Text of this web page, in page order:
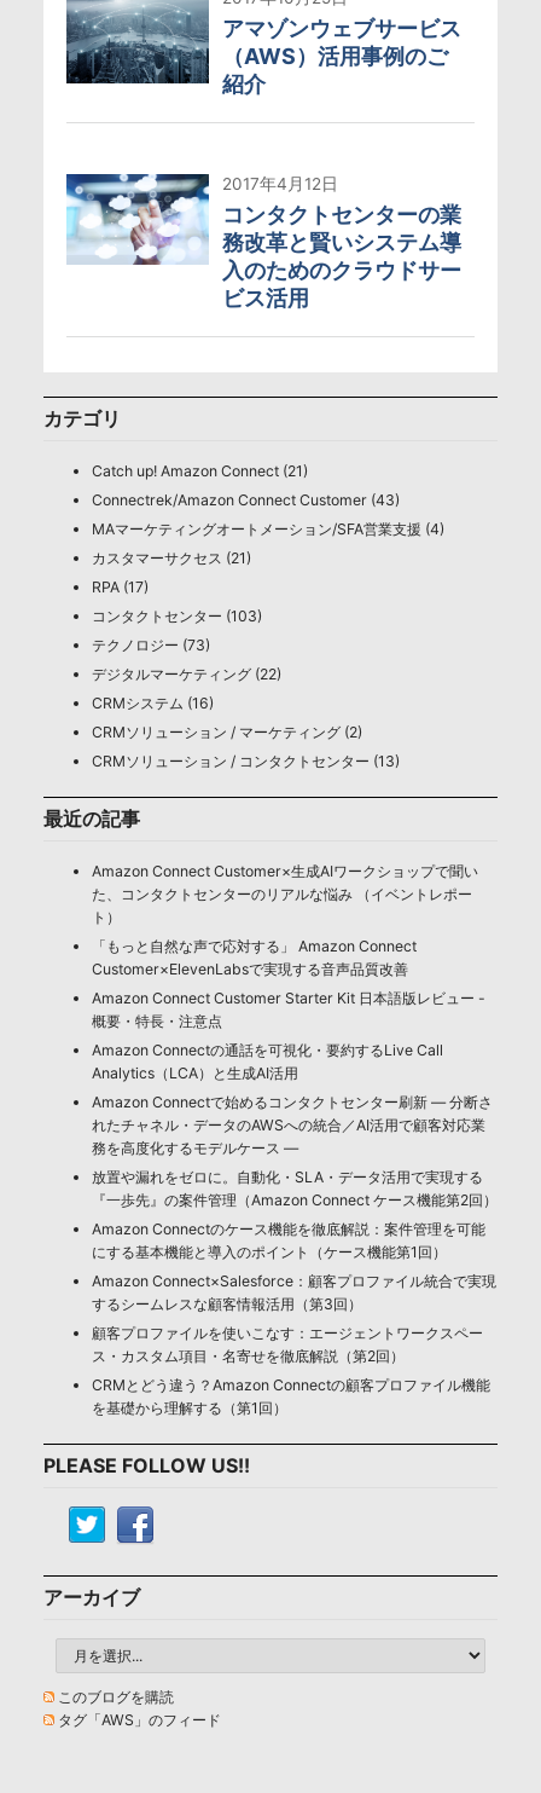
アマゾンウェブサービス
（AWS）活用事例のご
紹介
2017年4月12日
コンタクトセンターの業
務改革と賢いシステム導
入のためのクラウドサー
ビス活用
カテゴリ
Catch up! Amazon Connect (21)
Connectrek/Amazon Connect Customer (43)
MAマーケティングオートメーション/SFA営業支援 (4)
カスタマーサクセス (21)
RPA (17)
コンタクトセンター (103)
テクノロジー (73)
デジタルマーケティング (22)
CRMシステム (16)
CRMソリューション / マーケティング (2)
CRMソリューション / コンタクトセンター (13)
最近の記事
Amazon Connect Customer×生成AIワークショップで聞い
た、コンタクトセンターのリアルな悩み （イベントレポー
ト）
「もっと自然な声で応対する」 Amazon Connect
Customer×ElevenLabsで実現する音声品質改善
Amazon Connect Customer Starter Kit 日本語版レビュー -
概要・特長・注意点
Amazon Connectの通話を可視化・要約するLive Call
Analytics（LCA）と生成AI活用
Amazon Connectで始めるコンタクトセンター刷新 ― 分断さ
れたチャネル・データのAWSへの統合／AI活用で顧客対応業
務を高度化するモデルケース ―
放置や漏れをゼロに。自動化・SLA・データ活用で実現する
『一歩先』の案件管理（Amazon Connect ケース機能第2回）
Amazon Connectのケース機能を徹底解説：案件管理を可能
にする基本機能と導入のポイント（ケース機能第1回）
Amazon Connect×Salesforce：顧客プロファイル統合で実現
するシームレスな顧客情報活用（第3回）
顧客プロファイルを使いこなす：エージェントワークスペー
ス・カスタム項目・名寄せを徹底解説（第2回）
CRMとどう違う？Amazon Connectの顧客プロファイル機能
を基礎から理解する（第1回）
PLEASE FOLLOW US!!
アーカイブ
このブログを購読
タグ「AWS」のフィード